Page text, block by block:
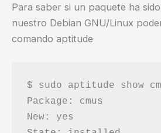
Para saber si un paquete ha
nuestro Debian GNU/Linux
comando aptitude
$ sudo aptitude show
New: yes